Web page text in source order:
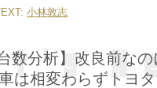
小林敦志
数分析】改良前な
は相変わらずトヨタ